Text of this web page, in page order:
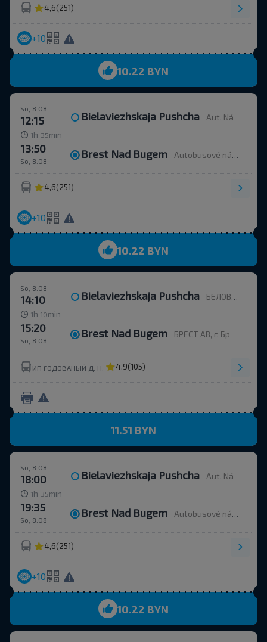
4,6(251)
+10
10.22 BYN
So, 8.08
12:15 Bielaviezhskaja Pushcha Aut. Nádr.
1h 35 min
So, 8.08
13:50 Brest Nad Bugem Autobusové nádraží, ulice Ordžonikidze 12.
4,6(251)
+10
10.22 BYN
So, 8.08
14:10 Bielaviezhskaja Pushcha БЕЛОВЕЖСКАЯ ПУЩА, Каменюкский с/с Каменецкий р-н БРЕСТСКАЯ ОБЛ. Беларусь
1h 10 min
So, 8.08
15:20 Brest Nad Bugem БРЕСТ АВ, г. Брест, ул. Орджоникидзе, 12, Беларусь
ИП ГОДОВАНЫЙ Д. Н. 4,9(105)
11.51 BYN
So, 8.08
18:00 Bielaviezhskaja Pushcha Aut. Nádr.
1h 35 min
So, 8.08
19:35 Brest Nad Bugem Autobusové nádraží, ulice Ordžonikidze 12.
4,6(251)
+10
10.22 BYN